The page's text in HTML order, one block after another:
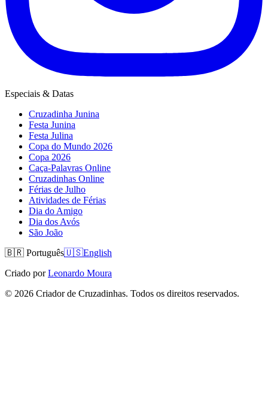
Especiais & Datas
Cruzadinha Junina
Festa Junina
Festa Julina
Copa do Mundo 2026
Copa 2026
Caça-Palavras Online
Cruzadinhas Online
Férias de Julho
Atividades de Férias
Dia do Amigo
Dia dos Avós
São João
🇧🇷 Português🇺🇸English
Criado por Leonardo Moura
© 2026 Criador de Cruzadinhas. Todos os direitos reservados.